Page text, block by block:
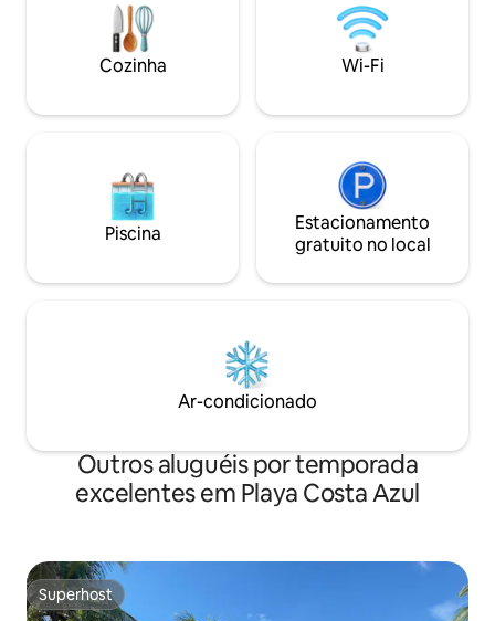
aniversários, trabalho remoto e
escapadas de fim de semana! Check-in
antecipado às 12h e check-out tardio às
14h. Descontos para estadias de mais de
Trechos de praia
(literalmente)
propriedade fica
Você não pode
Cozinha Wi-Fi
Piscina
Estacionamento
gratuito no local
Ar-condicionado
Outros aluguéis por temporada
excelentes em Playa Costa Azul
Superhost
Superhost